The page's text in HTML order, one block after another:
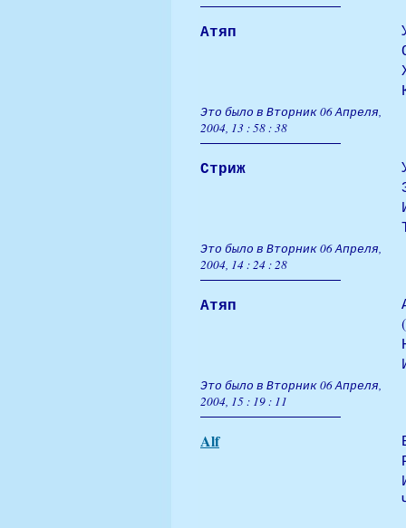
Атяп
Это было в Вторник 06 Апреля,
2004, 13 : 58 : 38
Стриж
Это было в Вторник 06 Апреля,
2004, 14 : 24 : 28
Атяп
Это было в Вторник 06 Апреля,
2004, 15 : 19 : 11
Alf